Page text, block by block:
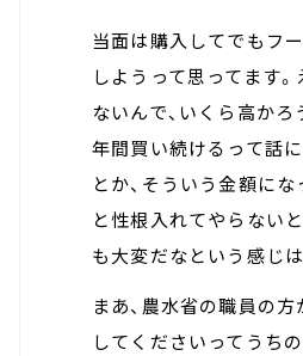
当面は購入してでもフ
しようって思ってます。
ないんで、いくら高かろ
年間買い続けるって話
とか、そういう金額に
と性根入れてやらない
も大変だなという感じは
まあ、農水省の職員の
してくださいってうち